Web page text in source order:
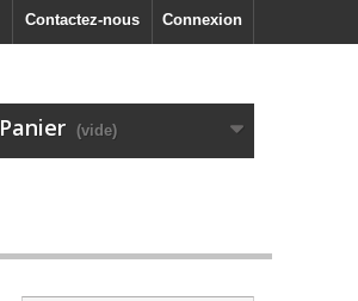
Connexion
Contactez-nous
Panier (vide)